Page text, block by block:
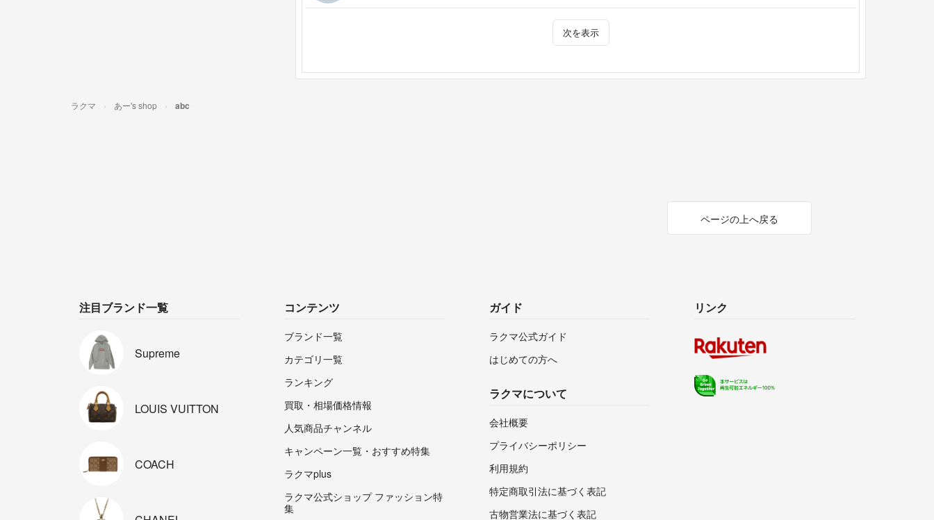
次を表示
ラクマ あー's shop abc
ページの上へ戻る
注目ブランド一覧
Supreme
LOUIS VUITTON
COACH
コンテンツ
ブランド一覧
カテゴリ一覧
ランキング
買取・相場価格情報
人気商品チャンネル
キャンペーン一覧・おすすめ特集
ラクマplus
ラクマ公式ショップ ファッション特
集
ガイド
ラクマ公式ガイド
はじめての方へ
ラクマについて
会社概要
プライバシーポリシー
利用規約
特定商取引法に基づく表記
古物営業法に基づく表記
リンク